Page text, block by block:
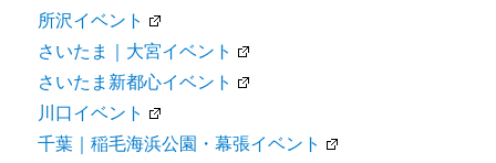
所沢イベント
さいたま｜大宮イベント
さいたま新都心イベント
川口イベント
千葉｜稲毛海浜公園・幕張イベント